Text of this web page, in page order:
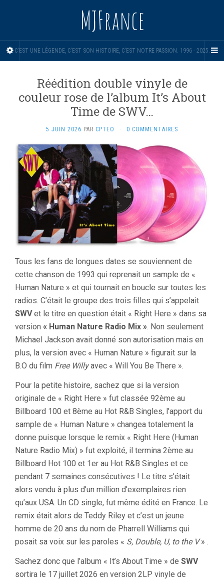
MJFrance
C'EST UNE LÉGENDE, C'EST SON HISTOIRE, C'EST NOTRE PASSION. 1996 - 2025.
Réédition double vinyle de
couleur rose de l’album It’s About
Time de SWV…
5 JUIN 2026 PAR CPTEO · 0 COMMENTAIRES
Tous les fans de longues dates se souviennent de
cette chanson de 1993 qui reprenait un sample de «
Human Nature » et qui tournait en boucle sur toutes les
radios. C’était le groupe des trois filles qui s’appelait
SWVet le titre en question était « Right Here » dans sa
version « Human Nature Radio Mix ». Non seulement
Michael Jackson avait donné son autorisation mais en
plus, la version avec « Human Nature » figurait sur la
B.O du film Free Willyavec « Will You Be There ».
Pour la petite histoire, sachez que si la version
originale de « Right Here » fut classée 92ème au
Billboard 100 et 8ème au Hot R&B Singles, l’apport du
sample de « Human Nature » changea totalement la
donne puisque lorsque le remix « Right Here (Human
Nature Radio Mix) » fut exploité, il termina 2ème au
Billboard Hot 100 et 1er au Hot R&B Singles et ce
pendant 7 semaines consécutives ! Le titre s’était
alors vendu à plus d’un million d’exemplaires rien
qu’aux USA. Un CD single, fut même édité en France. Le
remix était alors de Teddy Riley et c’est un jeune
homme de 20 ans du nom de Pharrell Williams qui
posait sa voix sur les paroles « S, Double, U, to the V» .
Sachez donc que l’album « It’s About Time » de SWV
sortira le 17 juillet 2026 en version 2LP vinyle de